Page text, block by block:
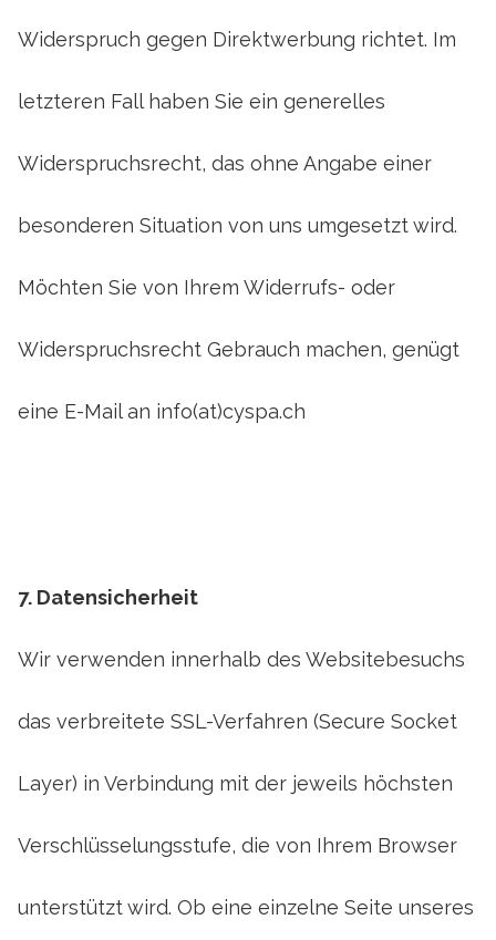
Widerspruch gegen Direktwerbung richtet. Im
letzteren Fall haben Sie ein generelles
Widerspruchsrecht, das ohne Angabe einer
besonderen Situation von uns umgesetzt wird.
Möchten Sie von Ihrem Widerrufs- oder
Widerspruchsrecht Gebrauch machen, genügt
eine E-Mail an info(at)cyspa.ch
7. Datensicherheit
Wir verwenden innerhalb des Websitebesuchs
das verbreitete SSL-Verfahren (Secure Socket
Layer) in Verbindung mit der jeweils höchsten
Verschlüsselungsstufe, die von Ihrem Browser
unterstützt wird. Ob eine einzelne Seite unseres